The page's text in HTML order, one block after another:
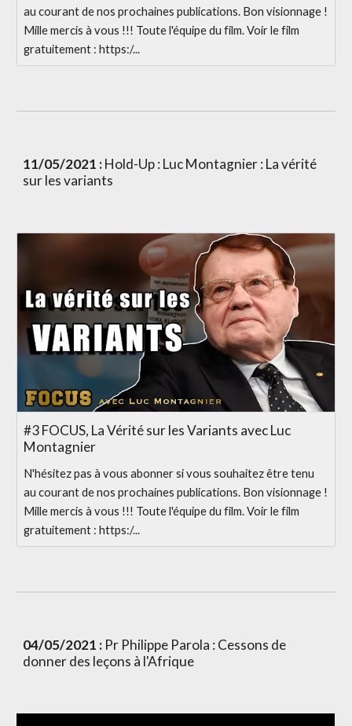
au courant de nos prochaines publications. Bon visionnage !
Mille mercis à vous !!! Toute l'équipe du film. Voir le film
gratuitement : https:/...
11/05/2021 :Hold-Up : Luc Montagnier : La vérité
sur les variants
#3 FOCUS, La Vérité sur les Variants avec Luc
Montagnier
N'hésitez pas à vous abonner si vous souhaitez être tenu
au courant de nos prochaines publications. Bon visionnage !
Mille mercis à vous !!! Toute l'équipe du film. Voir le film
gratuitement : https:/...
04/05/2021 : Pr Philippe Parola : Cessons de
donner des leçons à l'Afrique